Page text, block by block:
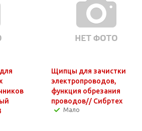
Щипцы для зачистки
электропроводов,
функция обрезания
проводов// Сибртех
Мало